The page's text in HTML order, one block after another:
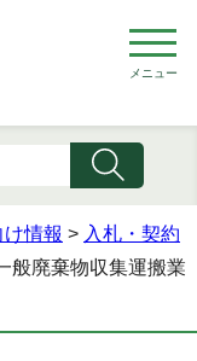
メニュー
情報 > 入札・契約
般廃棄物収集運搬業